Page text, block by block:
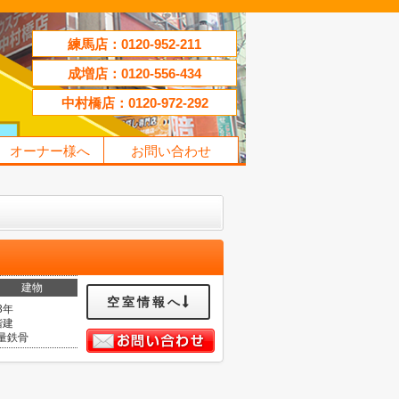
練馬店：0120-952-211
成増店：0120-556-434
中村橋店：0120-972-292
オーナー様へ お問い合わせ
建物
年
建
鉄骨
空室情報へ